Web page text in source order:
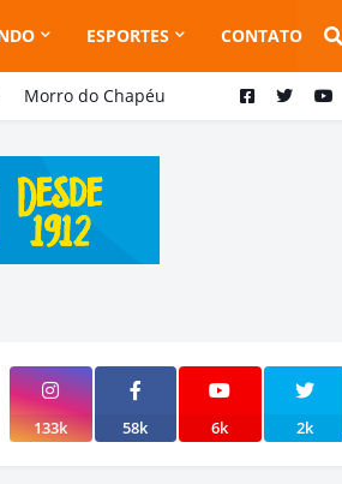
ESPORTES CONTATO
Morro do Chapéu
133k 58k 6k 2k